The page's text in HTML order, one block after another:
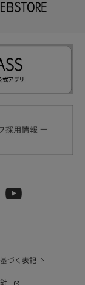
づく表記